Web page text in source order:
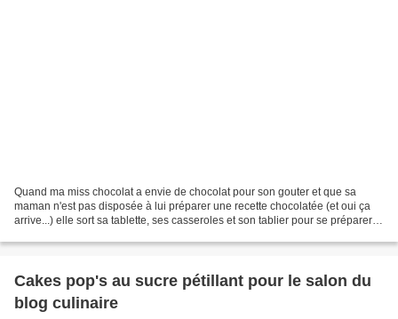
Quand ma miss chocolat a envie de chocolat pour son gouter et que sa
maman n'est pas disposée à lui préparer une recette chocolatée (et oui ça
arrive...) elle sort sa tablette, ses casseroles et son tablier pour se préparer
Cakes pop's au sucre pétillant pour le salon du
blog culinaire